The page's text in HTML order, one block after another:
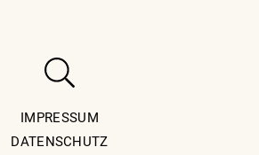
IMPRESSUM
DATENSCHUTZ